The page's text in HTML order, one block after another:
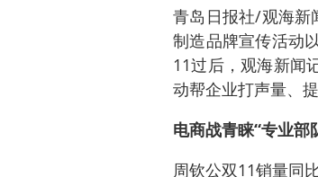
青岛日报社/观海新
制造品牌宣传活动
11过后，观海新闻
动帮企业打声量、
电商战青睐“专业部
周钦公双11销量同